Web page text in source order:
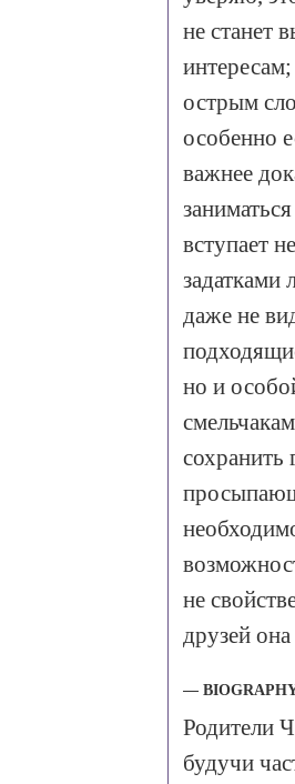
не станет
острым
особенно
важнее
вступает
задатками
даже не
но и
сохранить
не
друзей
—
Родители
будучи